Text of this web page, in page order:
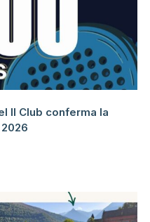
Il Club conferma la